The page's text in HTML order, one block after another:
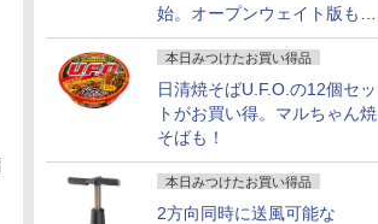
始。オープンウェイト版も計
画
本日みつけたお買い得品
日清焼そばU.F.O.の12個セッ
トがお買い得。マルちゃん焼
そばも！
本日みつけたお買い得品
2方向同時に送風可能な